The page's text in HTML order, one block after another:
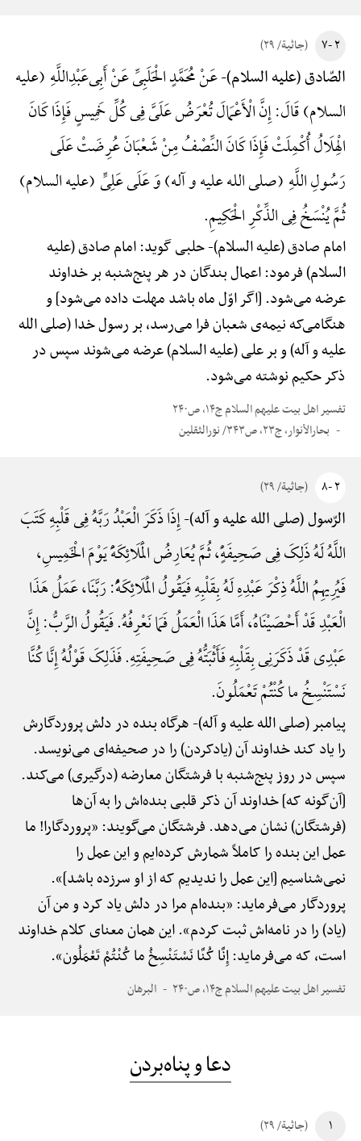
۲ -۷ (جاثیة/ ۲۹)
الصّادق (علیه السلام)-عَنْ مُحَمَّدٍ الْحَلَبِیِّ عَنْ أَبِی‌عَبْدِ‌اللَّهِ (علیه
السلام) قَالَ: إِنَّ الْأَعْمَالَ تُعْرَضُ عَلَیَّ فِی کُلِّ خَمِیسٍ فَإِذَا کَانَ
الْهِلَالُ أُکْمِلَتْ فَإِذَا کَانَ النِّصْفُ مِنْ شَعْبَانَ عُرِضَتْ عَلَی
رَسُولِ اللَّهِ (صلی الله علیه و آله) وَ عَلَی عَلِیٍّ (علیه السلام)
ثُمَّ یُنْسَخُ فِی الذِّکْرِ الْحَکِیمِ.
امام صادق (علیه السلام)-حلبی گوید: امام صادق (علیه
السلام) فرمود: اعمال بندگان در هر پنج‌شنبه بر خداوند
عرضه می‌شود. [اگر اوّل ماه باشد مهلت داده می‌شود] و
هنگامی‌که نیمه‌ی شعبان فرا می‌رسد، بر رسول خدا (صلی الله
علیه و آله) و بر علی (علیه السلام) عرضه می‌شوند سپس در
ذکر حکیم نوشته می‌شود.
تفسیر اهل بیت علیهم السلام ج۱۴، ص۲۴۰
بحارالأنوار، ج۲۳، ص۳۴۳/ نورالثقلین
۲ -۸ (جاثیة/ ۲۹)
الرّسول (صلی الله علیه و آله)-إِذَا ذَکَرَ الْعَبْدُ رَبَّهُ فِی قَلْبِهِ کَتَبَ
اللَّهُ لَهُ ذَلِکَ فِی صَحِیفَهًٍْ، ثُمَّ یُعَارِضُ الْمَلَائِکَهًَْ یَوْمَ الْخَمِیسِ،
فَیُرِیهِمُ اللَّهُ ذِکْرَ عَبْدِهِ لَهُ بِقَلْبِهِ فَیَقُولُ الْمَلَائِکَهًُْ: رَبَّنَا، عَمَلُ هَذَا
الْعَبْدِ قَدْ أَحْصَیْنَاهُ، أَمَّا هَذَا الْعَمَلُ فَمَا نَعْرِفُهُ. فَیَقُولُ الرَّبُّ: إِنَّ
عَبْدِی قَدْ ذَکَرَنِی بِقَلْبِهِ فَأَثْبَتُّهُ فِی صَحِیفَتِهِ. فَذَلِکَ قَوْلُهُ إِنَّا کُنَّا
نَسْتَنْسِخُ ما کُنْتُمْ تَعْمَلُونَ.
پیامبر (صلی الله علیه و آله)-هرگاه بنده در دلش پروردگارش
را یاد کند خداوند آن (یادکردن) را در صحیفه‌ای می‌نویسد.
سپس در روز پنج‌شنبه با فرشتگان معارضه (درگیری) می‌کند.
[آن‌گونه که] خداوند آن ذکر قلبی بنده‌اش را به آن‌ها
(فرشتگان) نشان می‌دهد. فرشتگان می‌گویند: «پروردگارا! ما
عمل این بنده را کاملاً شمارش کرده‌ایم و این عمل را
نمی‌شناسیم [این عمل را ندیدیم که از او سرزده باشد]».
پروردگار می‌فرماید: «بنده‌ام مرا در دلش یاد کرد و من آن
(یاد) را در نامه‌اش ثبت کردم». این همان معنای کلام خداوند
است، که می‌فرماید: إِنَّا کُنَّا نَسْتَنْسِخُ ما کُنْتُمْ تَعْمَلُون».
تفسیر اهل بیت علیهم السلام ج۱۴، ص۲۴۰ البرهان
دعا و پناه‌بردن
۱ (جاثیة/ ۲۹)